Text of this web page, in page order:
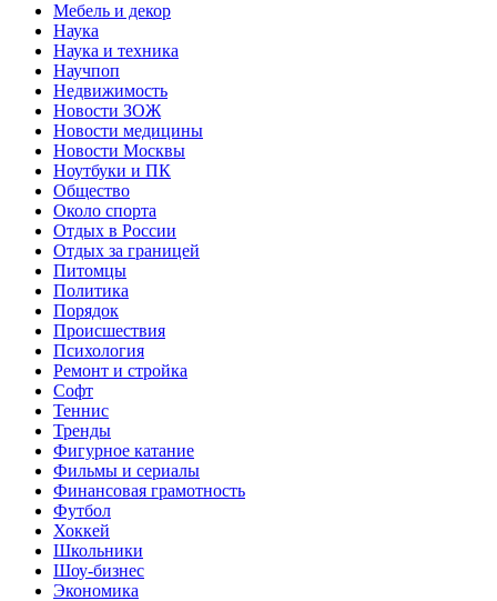
Мебель и декор
Наука
Наука и техника
Научпоп
Недвижимость
Новости ЗОЖ
Новости медицины
Новости Москвы
Ноутбуки и ПК
Общество
Около спорта
Отдых в России
Отдых за границей
Питомцы
Политика
Порядок
Происшествия
Психология
Ремонт и стройка
Софт
Теннис
Тренды
Фигурное катание
Фильмы и сериалы
Финансовая грамотность
Футбол
Хоккей
Школьники
Шоу-бизнес
Экономика